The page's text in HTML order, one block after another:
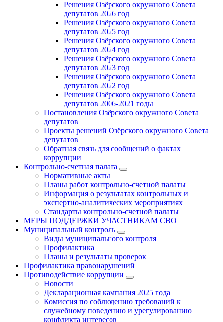
Решения Озёрского окружного Совета
депутатов 2026 год
Решения Озёрского окружного Совета
депутатов 2025 год
Решения Озёрского окружного Совета
депутатов 2024 год
Решения Озёрского окружного Совета
депутатов 2023 год
Решения Озёрского окружного Совета
депутатов 2022 год
Решения Озёрского окружного Совета
депутатов 2006-2021 годы
Постановления Озёрского окружного Совета
депутатов
Проекты решений Озёрского окружного Совета
депутатов
Обратная связь для сообщений о фактах
коррупции
Контрольно-счетная палата
Нормативные акты
Планы работ контрольно-счетной палаты
Информация о результатах контрольных и
экспертно-аналитических мероприятиях
Стандарты контрольно-счетной палаты
МЕРЫ ПОДДЕРЖКИ УЧАСТНИКАМ СВО
Муниципальный контроль
Виды муниципального контроля
Профилактика
Планы и результаты проверок
Профилактика правонарушений
Противодействие коррупции
Новости
Декларационная кампания 2025 года
Комиссия по соблюдению требований к
служебному поведению и урегулированию
конфликта интересов